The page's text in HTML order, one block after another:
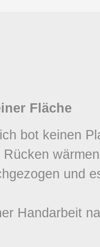
Fläche
bot keinen
und
Handarbeit